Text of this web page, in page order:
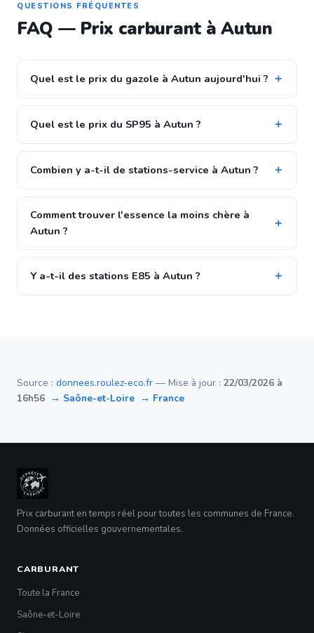
QUESTIONS FRÉQUENTES
FAQ — Prix carburant à Autun
Quel est le prix du gazole à Autun aujourd'hui ?
Quel est le prix du SP95 à Autun ?
Combien y a-t-il de stations-service à Autun ?
Comment trouver l'essence la moins chère à
Autun ?
Y a-t-il des stations E85 à Autun ?
Source : donnees.roulez-eco.fr — Mise à jour : 22/03/2026 à
16h56 → Saône-et-Loire → France
Prix carburant en temps réel pour toutes les communes de France.
Données officielles gouvernementales.
CARBURANT
Toute la France
Saône-et-Loire